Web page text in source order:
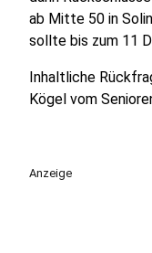
ab Mitte 50 in
sollte bis zum 11
Inhaltliche
Kögel vom
Anzeige